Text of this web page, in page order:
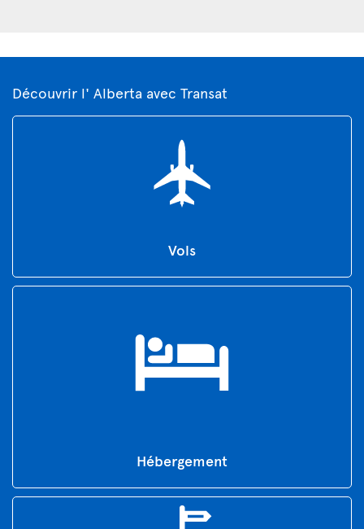
Découvrir l' Alberta avec Transat
Vols
Hébergement